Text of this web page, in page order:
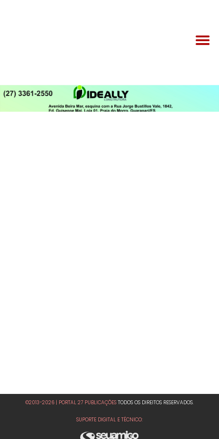
©2013-2026 | PORTAL 27 PUBLICAÇÕES TODOS OS DIREITOS RESERVADOS.
SUPORTE DIGITAL E TÉCNICO: